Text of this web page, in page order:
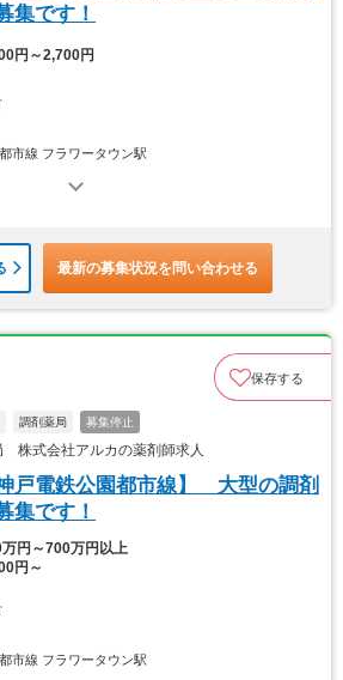
集です！
円～2,700円
市線 フラワータウン駅
最新の募集状況を問い合わせる
保存する
調剤薬局 募集停止
株式会社アルカの薬剤師求人
戸電鉄公園都市線】 大型の調剤
集です！
万円～700万円以上
円～
市線 フラワータウン駅